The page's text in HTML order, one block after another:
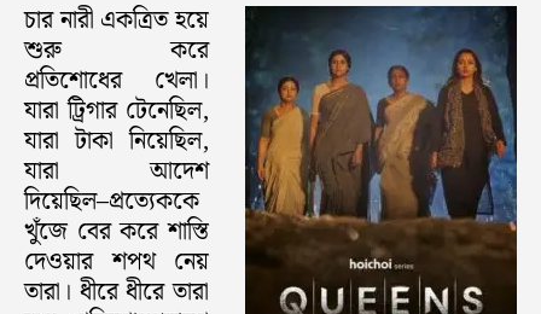
চার নারী একত্রিত হয়ে
শুরু করে
প্রতিশোধের খেলা।
যারা ট্রিগার টেনেছিল,
যারা টাকা নিয়েছিল,
যারা আদেশ
দিয়েছিল–প্রত্যেককে
খুঁজে বের করে শাস্তি
দেওয়ার শপথ নেয়
তারা। ধীরে ধীরে তারা